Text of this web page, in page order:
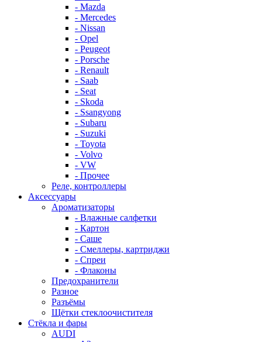
- Mazda
- Mercedes
- Nissan
- Opel
- Peugeot
- Porsche
- Renault
- Saab
- Seat
- Skoda
- Ssangyong
- Subaru
- Suzuki
- Toyota
- Volvo
- VW
- Прочее
Реле, контроллеры
Аксессуары
Ароматизаторы
- Влажные салфетки
- Картон
- Саше
- Смеллеры, картриджи
- Спреи
- Флаконы
Предохранители
Разное
Разъёмы
Щётки стеклоочистителя
Стёкла и фары
AUDI